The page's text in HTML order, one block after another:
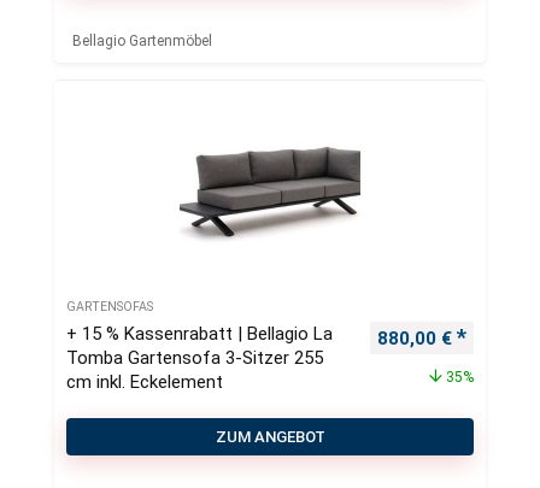
Bellagio Gartenmöbel
GARTENSOFAS
+ 15 % Kassenrabatt | Bellagio La
Tomba Gartensofa 3-Sitzer 255
cm inkl. Eckelement
Ursprünglicher
880,00 €
35%
ZUM ANGEBOT